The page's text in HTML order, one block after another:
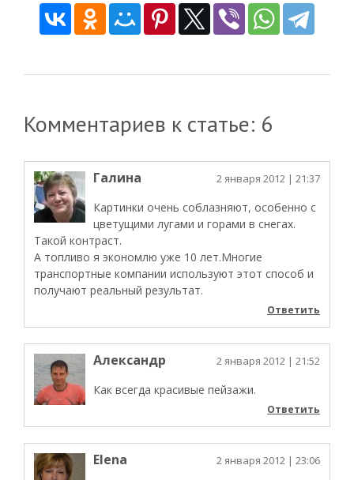
Комментариев к статье: 6
Галина 2 января 2012 | 21:37
Картинки очень соблазняют, особенно с
цветущими лугами и горами в снегах.
Такой контраст.
А топливо я экономлю уже 10 лет.Многие
транспортные компании используют этот способ и
получают реальный результат.
Ответить
Александр 2 января 2012 | 21:52
Как всегда красивые пейзажи.
Ответить
Elena 2 января 2012 | 23:06